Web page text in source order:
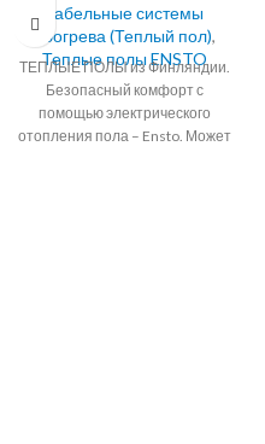
Кабельные системы
обогрева (Теплый пол),
Теплые полы ENSTO
ТЕПЛЫЕ ПОЛЫ из Финляндии.
Безопасный комфорт с
помощью электрического
отопления пола – Ensto. Может